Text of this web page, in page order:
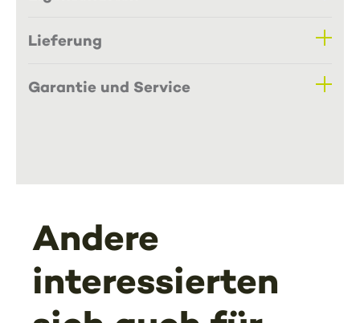
Lieferung
Garantie und Service
Andere
interessierten